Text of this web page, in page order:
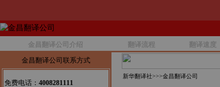
金昌翻译公司介绍 翻译流程 翻译速度
金昌翻译公司联系方式
免费电话： 4008281111
新华翻译社>>>金昌翻译公司